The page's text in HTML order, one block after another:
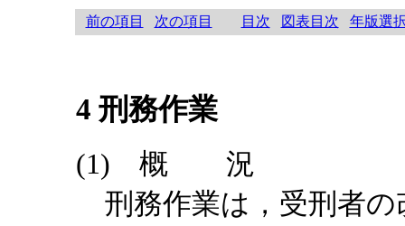
前の項目 次の項目 目次 図表目次 年版選
4 刑務作業
(1) 概 況
刑務作業は，受刑者の